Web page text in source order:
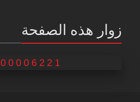
زوار هذه الصفحة
00006221